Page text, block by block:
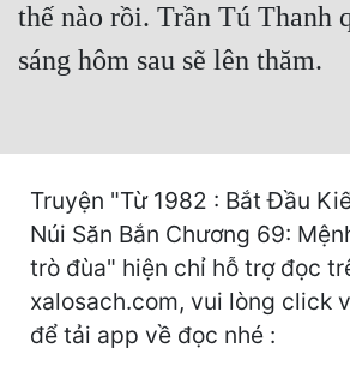
Hài Hước
Khoa Huyễn
Khoa Huyễn Không Gian
Kinh Dị
thế nào rồi. Trần Tú Thanh
sáng hôm sau sẽ lên thăm.
Truyện "Từ 1982 : Bắt Đầu
Núi Săn Bắn Chương 69:
trò đùa" hiện chỉ hỗ trợ đọc
xalosach.com, vui lòng click
để tải app về đọc nhé :